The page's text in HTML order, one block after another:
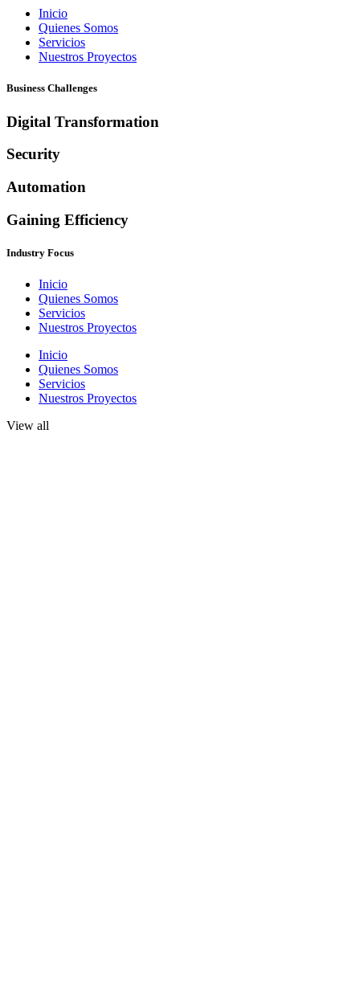
Inicio
Quienes Somos
Servicios
Nuestros Proyectos
Business Challenges
Digital Transformation
Security
Automation
Gaining Efficiency
Industry Focus
Inicio
Quienes Somos
Servicios
Nuestros Proyectos
Inicio
Quienes Somos
Servicios
Nuestros Proyectos
View all